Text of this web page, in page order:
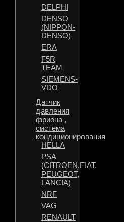
DELPHI
DENSO
(NIPPON-
DENSO)
ERA
F5R
TEAM
SIEMENS-
VDO
Датчик
давления
фриона ,
система
кондиционирования
HELLA
PSA
(CITROEN,FIAT,
PEUGEOT,
LANCIA)
NRF
VAG
RENAULT